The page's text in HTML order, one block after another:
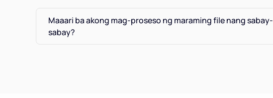
Maaari ba akong mag-proseso ng maraming file nang sabay-
sabay?